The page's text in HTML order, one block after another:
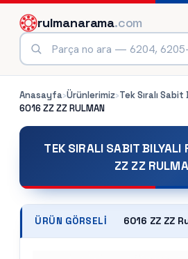
rulmanarama.com
Anasayfa›Ürünlerimiz›Tek Sıralı Sabit
6016 ZZ ZZRULMAN
TEK SIRALI SABIT BILYALI
ZZ ZZ
ÜRÜN GÖRSELI 6016 ZZ ZZ